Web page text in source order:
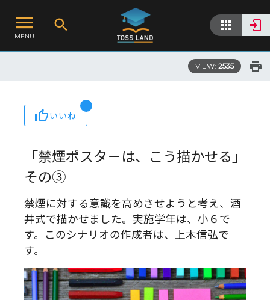
MENU
VIEW: 2535
いいね
「禁煙ポスタ－は、こう描かせる」
その③
禁煙に対する意識を高めさせようと考え、酒
井式で描かせました。実施学年は、小６で
す。このシナリオの作成者は、上木信弘で
す。